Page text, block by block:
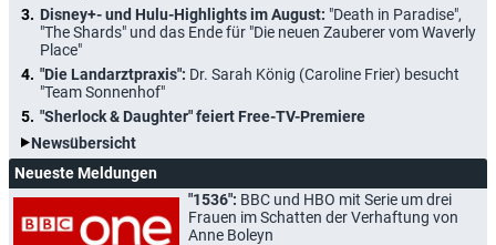
Disney+- und Hulu-Highlights im August: "Death in Paradise",
"The Shards" und das Ende für "Die neuen Zauberer vom Waverly
Place"
"Die Landarztpraxis": Dr. Sarah König (Caroline Frier) besucht
"Team Sonnenhof"
"Sherlock & Daughter" feiert Free-TV-Premiere
Newsübersicht
Neueste Meldungen
"1536": BBC und HBO mit Serie um drei
Frauen im Schatten der Verhaftung von
Anne Boleyn